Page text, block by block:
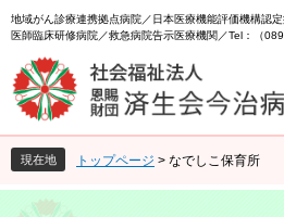
ペ
ー
の
で
す
。
メ
ニ
ー
ば
し
て
地域がん診療連携拠点病院
日本医療機能評価機構認
医師臨床研修病院
救急病院告示医療機関 Tel：（
現在地 トップページ > なでしこ保育所